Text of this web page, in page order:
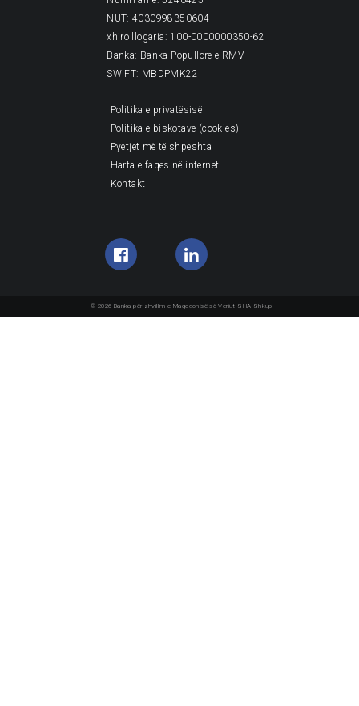
NUT: 4030998350604
xhiro llogaria: 100-0000000350-62
Banka: Banka Popullore e RMV
SWIFT: MBDPMK22
Politika e privatësisë
Politika e biskotave (cookies)
Pyetjet më të shpeshta
Harta e faqes në internet
Kontakt
© 2026 Banka për zhvillim e Maqedonisë së Veriut SHA Shkup